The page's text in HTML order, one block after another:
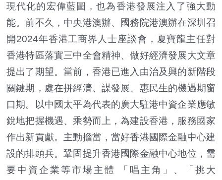
現代化的宏偉藍圖，也為香港發展注入了強大動
能。前不久，中央港澳辦、國務院港澳辦在深圳召
開2024年香港工商界人士座談會，夏寶龍主任對
香港特區落實三中全會精神、做好經濟發展大文章
提出了期望。當前，香港已進入由治及興的新階段
關鍵期，處在拼經濟、謀發展、惠民生的機遇期窗
口期。以中國太平為代表的廣大駐港中資企業應敏
銳地把握機遇、乘勢而上，為建設香港，服務國家
作出新貢獻。主動擔當，當好香港國際金融中心建
設的排頭兵。鞏固提升香港國際金融中心地位，需
要中資企業等市場主體 「唱主角」、「挑大